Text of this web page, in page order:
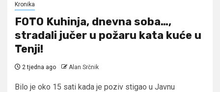
Kronika
FOTO Kuhinja, dnevna soba…,
stradali jučer u požaru kata kuće u
Tenji!
2 tjedna ago Alan Srčnik
Bilo je oko 15 sati kada je poziv stigao u Javnu